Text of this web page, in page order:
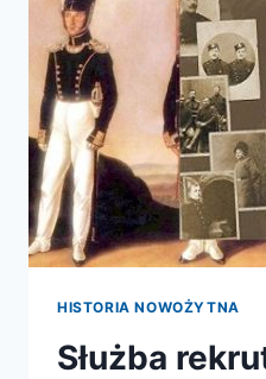
HISTORIA NOWOŻYTNA
Służba